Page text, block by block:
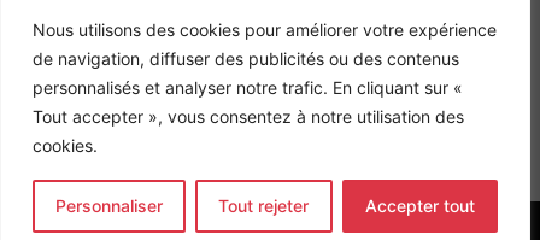
Nous utilisons des cookies pour améliorer votre expérience
de navigation, diffuser des publicités ou des contenus
personnalisés et analyser notre trafic. En cliquant sur «
Tout accepter », vous consentez à notre utilisation des
cookies.
Personnaliser Tout rejeter Accepter tout
n
-
i
n
a
m
k
-
Bureau d'études Bordeaux
Bureau d'études Lyon
CONTACT
Tel. +33 (0)1 64 68 18 50
n
k
e
s
t
a
c